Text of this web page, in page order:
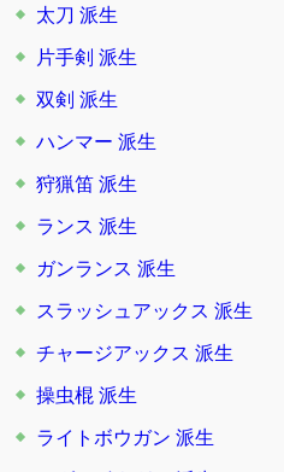
太刀 派生
片手剣 派生
双剣 派生
ハンマー 派生
狩猟笛 派生
ランス 派生
ガンランス 派生
スラッシュアックス 派生
チャージアックス 派生
操虫棍 派生
ライトボウガン 派生